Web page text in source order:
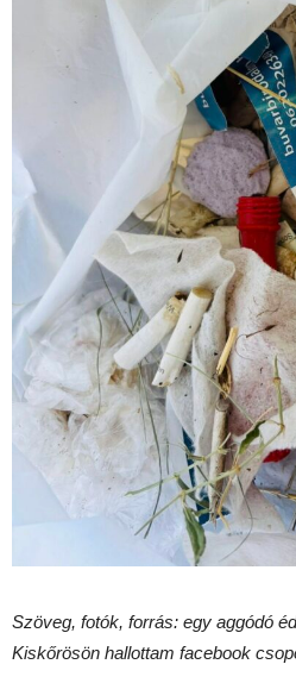
Szöveg, fotók, forrás: egy aggódó
Kiskőrösön hallottam facebook